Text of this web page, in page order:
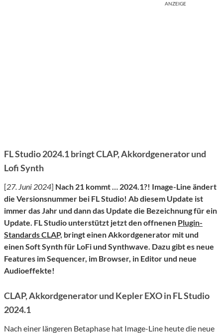
ANZEIGE
FL Studio 2024.1 bringt CLAP, Akkordgenerator und
Lofi Synth
[27. Juni 2024] Nach 21 kommt … 2024.1?! Image-Line ändert
die Versionsnummer bei FL Studio! Ab diesem Update ist
immer das Jahr und dann das Update die Bezeichnung für ein
Update. FL Studio unterstützt jetzt den offnenen Plugin-
Standards CLAP, bringt einen Akkordgenerator mit und
einen Soft Synth für LoFi und Synthwave. Dazu gibt es neue
Features im Sequencer, im Browser, in Editor und neue
Audioeffekte!
CLAP, Akkordgenerator und Kepler EXO in FL Studio
2024.1
Nach einer längeren Betaphase hat Image-Line heute die neue